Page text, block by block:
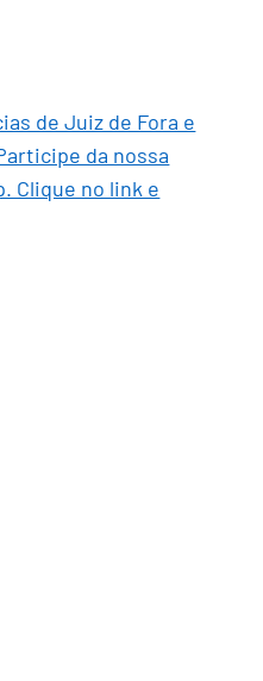
de Juiz de Fora e
da nossa
Clique no link e